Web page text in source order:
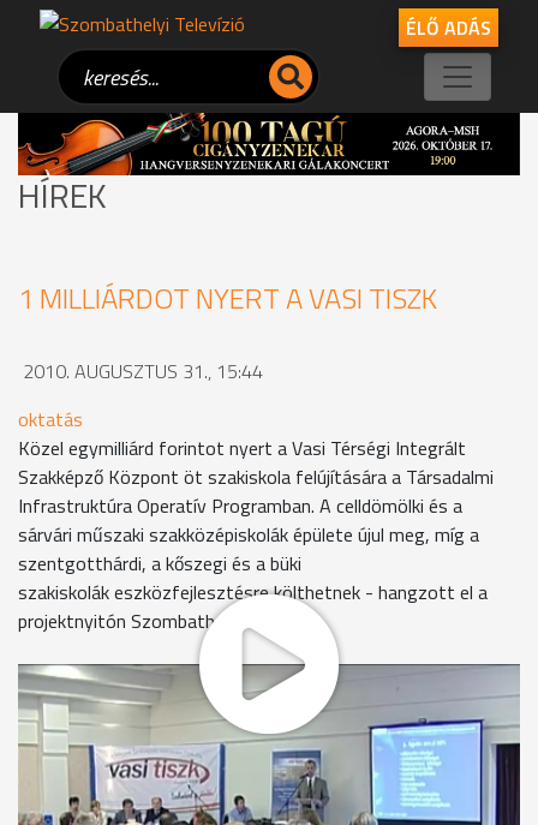
ÉLŐ ADÁS
HÍREK
1 MILLIÁRDOT NYERT A VASI TISZK
2010. AUGUSZTUS 31., 15:44
oktatás
Közel egymilliárd forintot nyert a Vasi Térségi Integrált
Szakképző Központ öt szakiskola felújítására a Társadalmi
Infrastruktúra Operatív Programban. A celldömölki és a
sárvári műszaki szakközépiskolák épülete újul meg, míg a
szentgotthárdi, a kőszegi és a büki
szakiskolák eszközfejlesztésre költhetnek - hangzott el a
projektnyitón Szombathelyen.
A celldömölki műszaki szakközépiskola igazgatója a terveket
mutatja. Kétszintes asztalos és lakatosműhelyt, valamint
pék-cukrász tankonyhát és varrodát alakítanak ki az 1300
négyzetméteres új épületszárnyban. Ez az iskola létszámára
is pozitívan hathat az igazgató szerint.